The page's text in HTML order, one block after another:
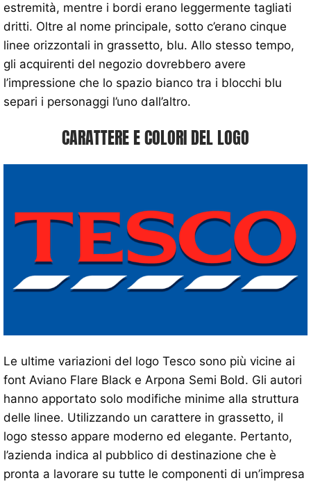
estremità, mentre i bordi erano leggermente tagliati
dritti. Oltre al nome principale, sotto c’erano cinque
linee orizzontali in grassetto, blu. Allo stesso tempo,
gli acquirenti del negozio dovrebbero avere
l’impressione che lo spazio bianco tra i blocchi blu
separi i personaggi l’uno dall’altro.
CARATTERE E COLORI DEL LOGO
Le ultime variazioni del logo Tesco sono più vicine ai
font Aviano Flare Black e Arpona Semi Bold. Gli autori
hanno apportato solo modifiche minime alla struttura
delle linee. Utilizzando un carattere in grassetto, il
logo stesso appare moderno ed elegante. Pertanto,
l’azienda indica al pubblico di destinazione che è
pronta a lavorare su tutte le componenti di un’impresa